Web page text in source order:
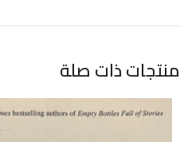
منتجات ذات صلة